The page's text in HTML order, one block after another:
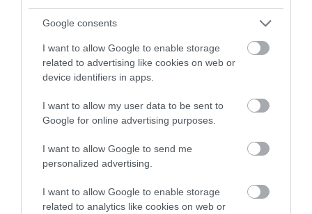
Google consents
I want to allow Google to enable storage
related to advertising like cookies on web or
device identifiers in apps.
I want to allow my user data to be sent to
Google for online advertising purposes.
I want to allow Google to send me
personalized advertising.
I want to allow Google to enable storage
related to analytics like cookies on web or
29.06.2026 15:01
παρουσιάστρια ήρθε στην Ελλάδα & έδειξε
τι της έκανε ο ήλιος – «Με κατέστρεψε»